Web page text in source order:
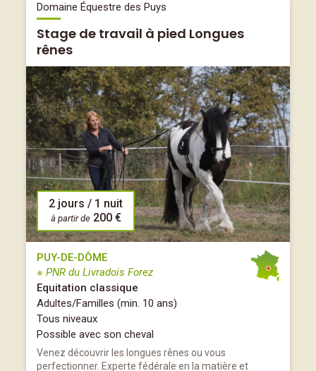
Domaine Équestre des Puys
Stage de travail à pied Longues
rênes
2 jours / 1 nuit
à partir de 200 €
PUY-DE-DÔME
※ PNR du Livradois Forez
Equitation classique
Adultes/Familles (min. 10 ans)
Tous niveaux
Possible avec son cheval
Venez découvrir les longues rênes ou vous
perfectionner. Experte fédérale en la matière et